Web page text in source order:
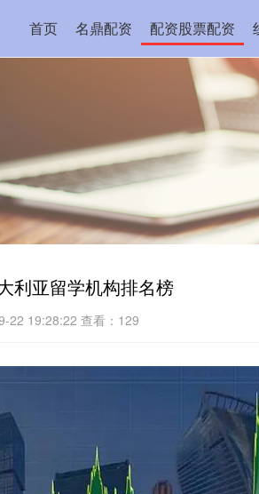
首页 名鼎配资 配资股票配资
利亚留学机构排名榜
22 19:28:22 查看：129